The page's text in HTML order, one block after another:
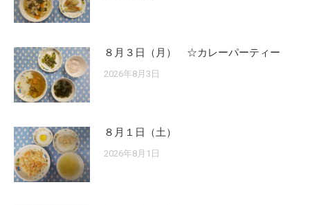
８月３日（月） ☆カレーパーティー
2026年8月3日
８月１日（土）
2026年8月1日